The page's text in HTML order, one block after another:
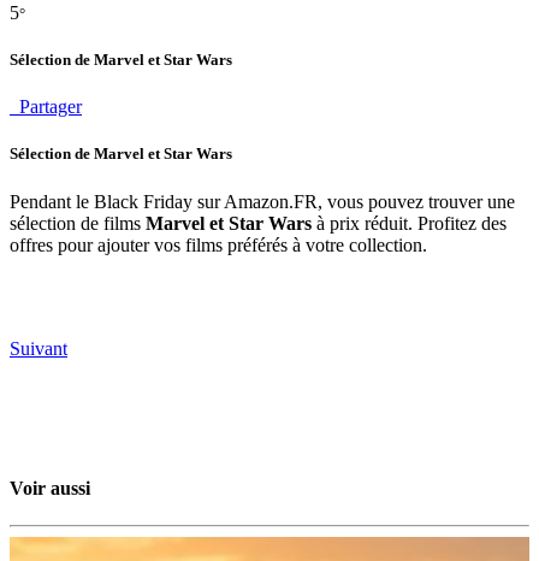
5°
Sélection de Marvel et Star Wars
Partager
Sélection de Marvel et Star Wars
Pendant le Black Friday sur Amazon.FR, vous pouvez trouver une
sélection de films Marvel et Star Wars à prix réduit. Profitez des
offres pour ajouter vos films préférés à votre collection.
Suivant
Voir aussi